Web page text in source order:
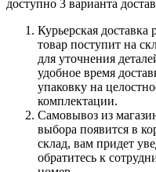
доступно 3 варианта
Курьерская доставка
товар поступит на
для уточнения
удобное время
упаковку на
комплектации.
Самовывоз из
выбора появится в
склад, вам придет
обратитесь к